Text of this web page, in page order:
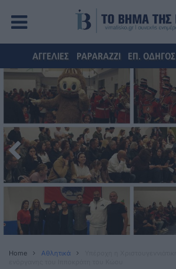
ΑΓΓΕΛΙΕΣ PAPARAZZI ΕΠ. ΟΔΗΓΟΣ
Home Αθλητικά